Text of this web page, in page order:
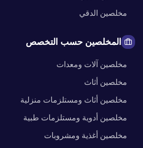
مخلصين الدقي
المخلصين حسب التخصص
مخلصين آلات ومعدات
مخلصين أثاث
مخلصين أثاث ومستلزمات منزلية
مخلصين أدوية ومستلزمات طبية
مخلصين أغذية ومشروبات